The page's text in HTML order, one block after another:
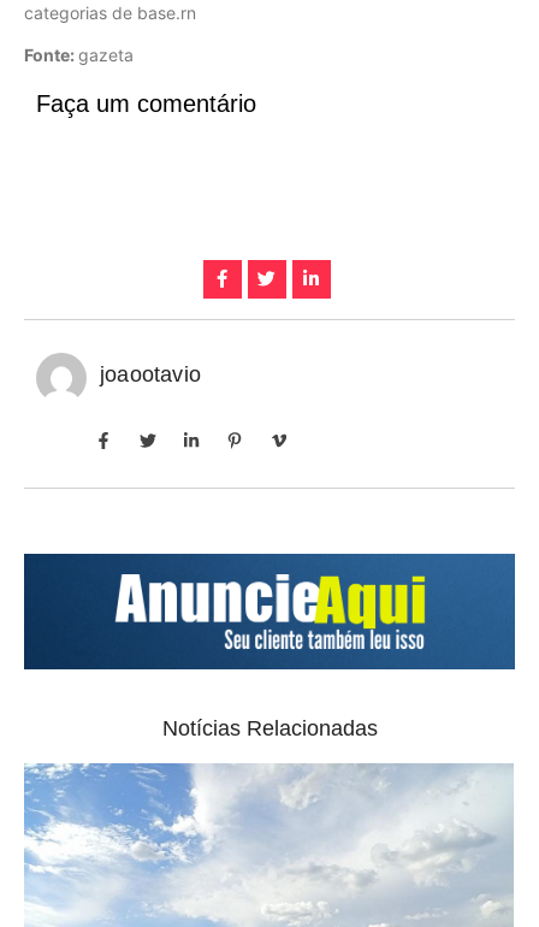
categorias de base.rn
Fonte: gazeta
Faça um comentário
joaootavio
Notícias Relacionadas